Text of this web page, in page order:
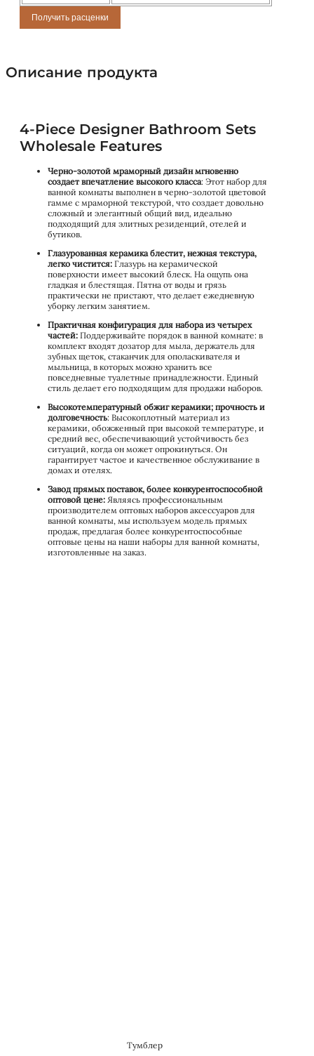
Получить расценки
Описание продукта
4-Piece Designer Bathroom Sets
Wholesale Features
Черно-золотой мраморный дизайн мгновенно
создает впечатление высокого класса: Этот набор для
ванной комнаты выполнен в черно-золотой цветовой
гамме с мраморной текстурой, что создает довольно
сложный и элегантный общий вид, идеально
подходящий для элитных резиденций, отелей и
бутиков.
Глазурованная керамика блестит, нежная текстура,
легко чистится: Глазурь на керамической
поверхности имеет высокий блеск. На ощупь она
гладкая и блестящая. Пятна от воды и грязь
практически не пристают, что делает ежедневную
уборку легким занятием.
Практичная конфигурация для набора из четырех
частей: Поддерживайте порядок в ванной комнате: в
комплект входят дозатор для мыла, держатель для
зубных щеток, стаканчик для ополаскивателя и
мыльница, в которых можно хранить все
повседневные туалетные принадлежности. Единый
стиль делает его подходящим для продажи наборов.
Высокотемпературный обжиг керамики; прочность и
долговечность: Высокоплотный материал из
керамики, обожженный при высокой температуре, и
средний вес, обеспечивающий устойчивость без
ситуаций, когда он может опрокинуться. Он
гарантирует частое и качественное обслуживание в
домах и отелях.
Завод прямых поставок, более конкурентоспособной
оптовой цене: Являясь профессиональным
производителем оптовых наборов аксессуаров для
ванной комнаты, мы используем модель прямых
продаж, предлагая более конкурентоспособные
оптовые цены на наши наборы для ванной комнаты,
изготовленные на заказ.
Тумблер